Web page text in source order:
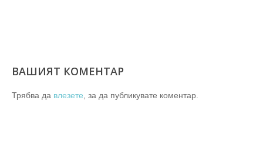
ВАШИЯТ КОМЕНТАР
Трябва да влезете , за да публикувате коментар.